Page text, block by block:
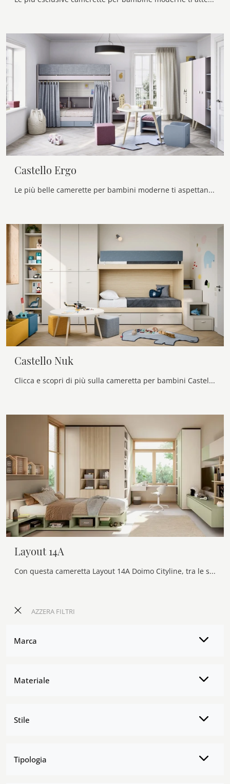
AZZERA FILTRI
Marca
Materiale
Stile
Tipologia
Castello Ergo
Le più belle camerette per bambini moderne ti aspettano! Scopri il modello Castello Ergo di Nidi.
Castello Nuk
Clicca e scopri di più sulla cameretta per bambini Castello Nuk! Le Camerette con letti a castello Nidi ti attendono.
Layout 14A
Con questa cameretta Layout 14A Doimo Cityline, tra le soluzioni componibili, potrai progettare stanze moderne per ragazzi.